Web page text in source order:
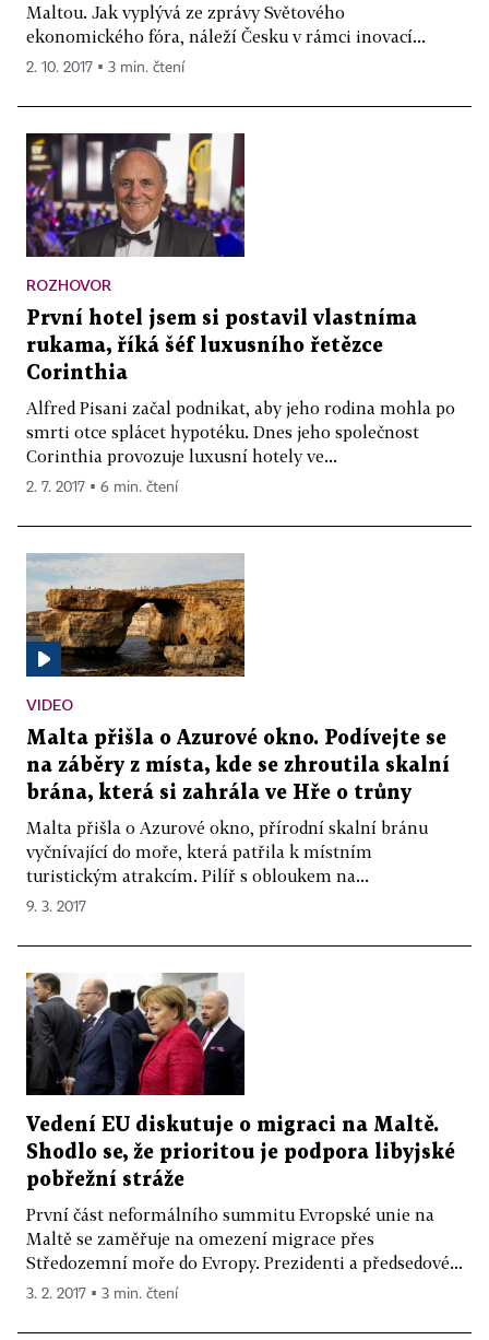
Maltou. Jak vyplývá ze zprávy Světového
ekonomického fóra, náleží Česku v rámci inovací...
2. 10. 2017 ▪ 3 min. čtení
ROZHOVOR
První hotel jsem si postavil vlastníma
rukama, říká šéf luxusního řetězce
Corinthia
Alfred Pisani začal podnikat, aby jeho rodina mohla po
smrti otce splácet hypotéku. Dnes jeho společnost
Corinthia provozuje luxusní hotely ve...
2. 7. 2017 ▪ 6 min. čtení
VIDEO
Malta přišla o Azurové okno. Podívejte se
na záběry z místa, kde se zhroutila skalní
brána, která si zahrála ve Hře o trůny
Malta přišla o Azurové okno, přírodní skalní bránu
vyčnívající do moře, která patřila k místním
turistickým atrakcím. Pilíř s obloukem na...
9. 3. 2017
Vedení EU diskutuje o migraci na Maltě.
Shodlo se, že prioritou je podpora libyjské
pobřežní stráže
První část neformálního summitu Evropské unie na
Maltě se zaměřuje na omezení migrace přes
Středozemní moře do Evropy. Prezidenti a předsedové...
3. 2. 2017 ▪ 3 min. čtení